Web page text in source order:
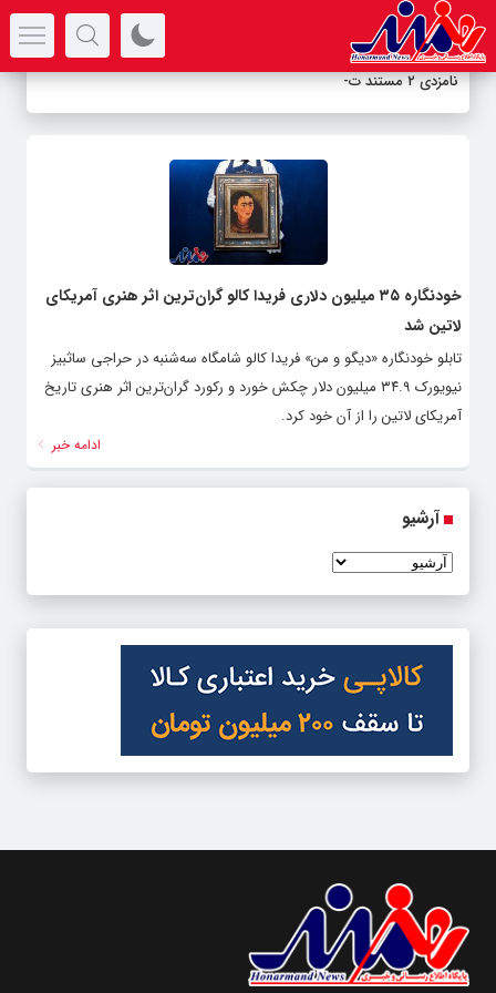
نامزدی ۲ مستند تلو -
خودنگاره ۳۵ میلیون دلاری فریدا کالو گران‌ترین اثر هنری آمریکای
لاتین شد
تابلو خودنگاره «دیگو و من» فریدا کالو شامگاه سه‌شنبه در حراجی ساثبیز
نیویورک ۳۴.۹ میلیون دلار چکش خورد و رکورد گران‌ترین اثر هنری تاریخ
آمریکای لاتین را از آن خود کرد.
ادامه خبر
آرشیو